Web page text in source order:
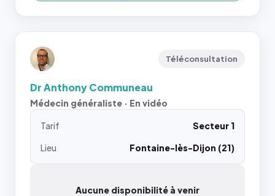
Téléconsultation
Dr Anthony Communeau
Médecin généraliste · En vidéo
Tarif
Secteur 1
Lieu
Fontaine-lès-Dijon (21)
Aucune disponibilité à venir